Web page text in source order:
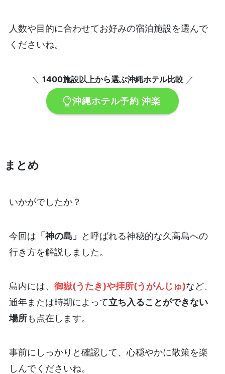
人数や目的に合わせてお好みの宿泊施設を選んで
くださいね。
＼ 1400施設以上から選ぶ沖縄ホテル比較／
沖縄ホテル予約 沖楽
まとめ
いかがでしたか？
今回は 「神の島」
と呼ばれる神秘的な久高島への
行き方を解説しました。
島内には、 御嶽(うたき)や拝所(うがんじゅ)など、
通年または時期によって立ち入ることができない
場所も点在します。
事前にしっかりと確認して、心穏やかに散策を楽
しんでくださいね。